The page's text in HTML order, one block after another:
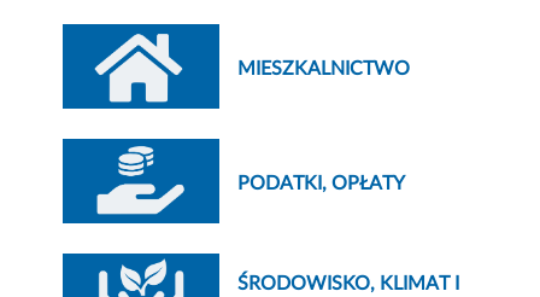
MIESZKALNICTWO
PODATKI, OPŁATY
ŚRODOWISKO, KLIMAT I